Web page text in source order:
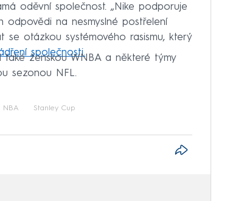
oděvní společnost. „Nike podporuje
odpovědi na nesmyslné postřelení
se otázkou systémového rasismu, který
společnosti.
také ženskou WNBA a některé týmy
sezonou NFL.
NBA Stanley Cup